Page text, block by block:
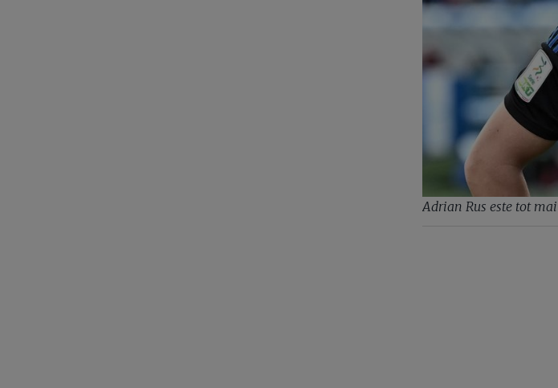
Adrian Rus este tot